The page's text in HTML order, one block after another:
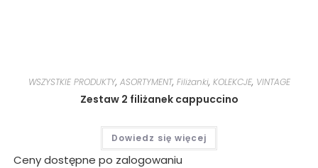
WSZYSTKIE PRODUKTY, ASORTYMENT, Filiżanki, KOLEKCJE, VINTAGE
Zestaw 2 filiżanek cappuccino
Dowiedz się więcej
Ceny dostępne po zalogowaniu